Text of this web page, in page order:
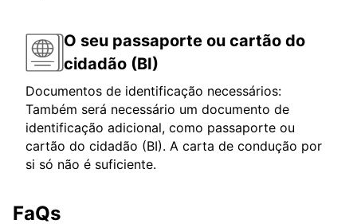
O seu passaporte ou cartão do
cidadão (BI)
Documentos de identificação necessários:
Também será necessário um documento de
identificação adicional, como passaporte ou
cartão do cidadão (BI). A carta de condução por
si só não é suficiente.
FaQs